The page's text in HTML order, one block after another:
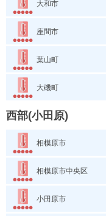
大和市
座間市
葉山町
大磯町
西部(小田原)
相模原市
相模原市中央区
小田原市